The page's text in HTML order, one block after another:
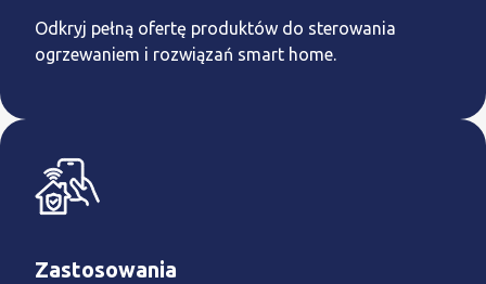
Odkryj pełną ofertę produktów do sterowania
ogrzewaniem i rozwiązań smart home.
Zastosowania